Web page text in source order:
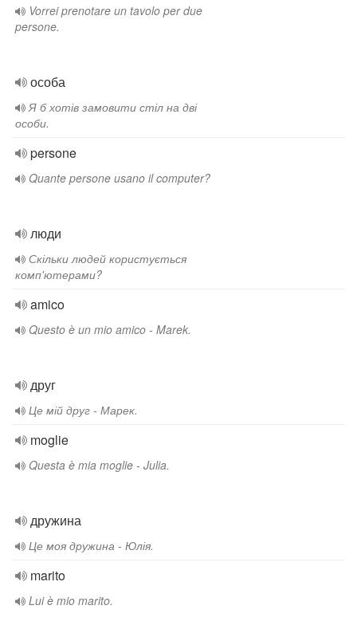
Vorrei prenotare un tavolo per due
persone.
особа
Я б хотів замовити стіл на дві
особи.
persone
Quante persone usano il computer?
люди
Скільки людей користується
комп'ютерами?
amico
Questo è un mio amico - Marek.
друг
Це мій друг - Марек.
moglie
Questa è mia moglie - Julia.
дружина
Це моя дружина - Юлія.
marito
Lui è mio marito.